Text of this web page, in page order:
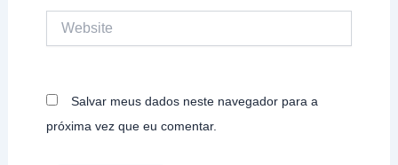
Salvar meus dados neste navegador para a
próxima vez que eu comentar.